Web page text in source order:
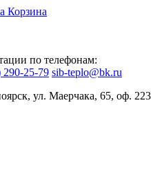
Корзина
по телефонам:
290-25-79 sib-teplo@bk.ru
ул. Маерчака, 65, оф. 223